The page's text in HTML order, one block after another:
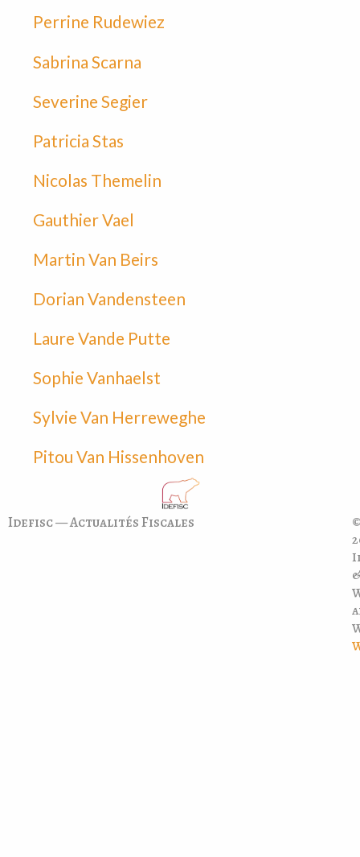
Perrine Rudewiez
Sabrina Scarna
Severine Segier
Patricia Stas
Nicolas Themelin
Gauthier Vael
Martin Van Beirs
Dorian Vandensteen
Laure Vande Putte
Sophie Vanhaelst
Sylvie Van Herreweghe
Pitou Van Hissenhoven
Idefisc — Actualités Fiscales